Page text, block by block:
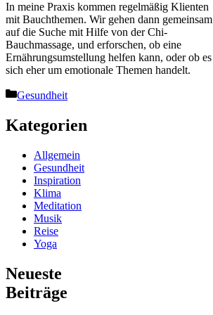
In meine Praxis kommen regelmäßig Klienten
mit Bauchthemen. Wir gehen dann gemeinsam
auf die Suche mit Hilfe von der Chi-
Bauchmassage, und erforschen, ob eine
Ernährungsumstellung helfen kann, oder ob es
sich eher um emotionale Themen handelt.
Kategorien
Gesundheit
Kategorien
Allgemein
Gesundheit
Inspiration
Klima
Meditation
Musik
Reise
Yoga
Neueste
Beiträge